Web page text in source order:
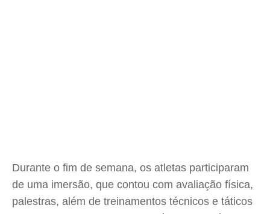
Durante o fim de semana, os atletas participaram
de uma imersão, que contou com avaliação física,
palestras, além de treinamentos técnicos e táticos